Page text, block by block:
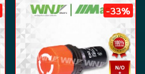
-33%